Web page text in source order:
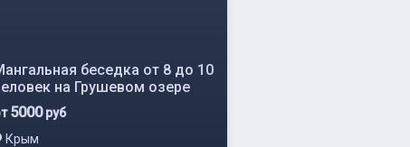
беседка от 8 до 10
на Грушевом озере
5000руб
Крым